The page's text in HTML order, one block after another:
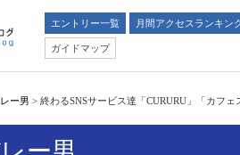
エントリー一覧 月間アクセスランキン
ガイドマップ
ー男 > 終わるSNSサービス達「CURURU」「カフェ